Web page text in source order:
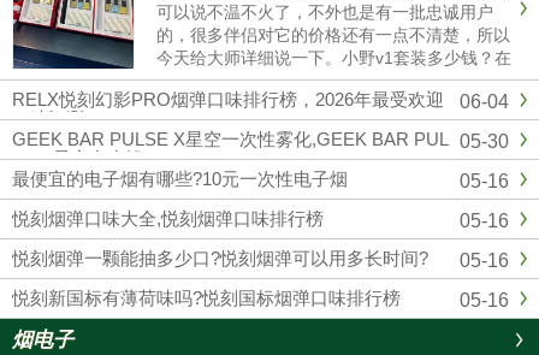
可以说不温不火了，不外也是有一批忠诚用户
的，很多伴侣对它的价格还有一点不清楚，所以
今天给大师详细说一下。小野v1套装多少钱？在
官方公布的售价来看，小野v1（1主机+3换弹）
299元一套，去小野实体店也是这个价格。微商
的话可能便宜一点，......
06-04
RELX悦刻幻影PRO烟弹口味排行榜，2026年最受欢迎
口味评测
05-30
GEEK BAR PULSE X星空一次性雾化,GEEK BAR PUL
SE X星空多少钱
05-16
最便宜的电子烟有哪些?10元一次性电子烟
05-16
悦刻烟弹口味大全,悦刻烟弹口味排行榜
05-16
悦刻烟弹一颗能抽多少口?悦刻烟弹可以用多长时间?
05-16
悦刻新国标有薄荷味吗?悦刻国标烟弹口味排行榜
烟电子